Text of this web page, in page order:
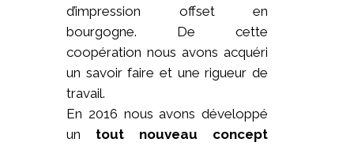
d’impression offset en
bourgogne. De cette
coopération nous avons acquéri
un savoir faire et une rigueur de
travail.
En 2016 nous avons développé
un tout nouveau concept